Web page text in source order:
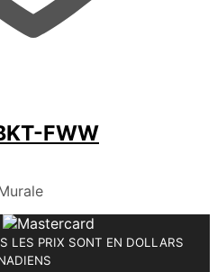
FWW
LES PRIX SONT EN DOLLARS